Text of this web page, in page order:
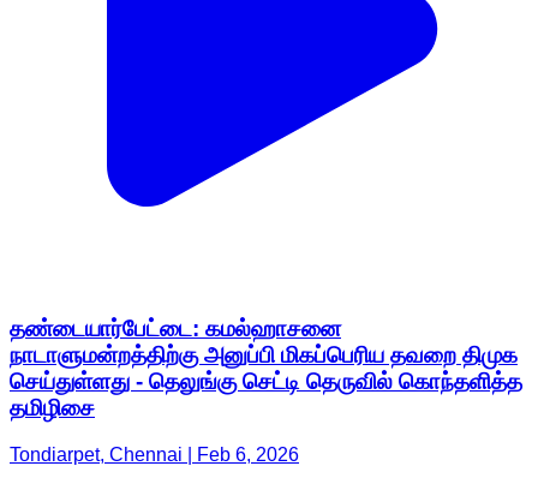
தண்டையார்பேட்டை: கமல்ஹாசனை
நாடாளுமன்றத்திற்கு அனுப்பி மிகப்பெரிய தவறை திமுக
செய்துள்ளது - தெலுங்கு செட்டி தெருவில் கொந்தளித்த
தமிழிசை
Tondiarpet, Chennai | Feb 6, 2026